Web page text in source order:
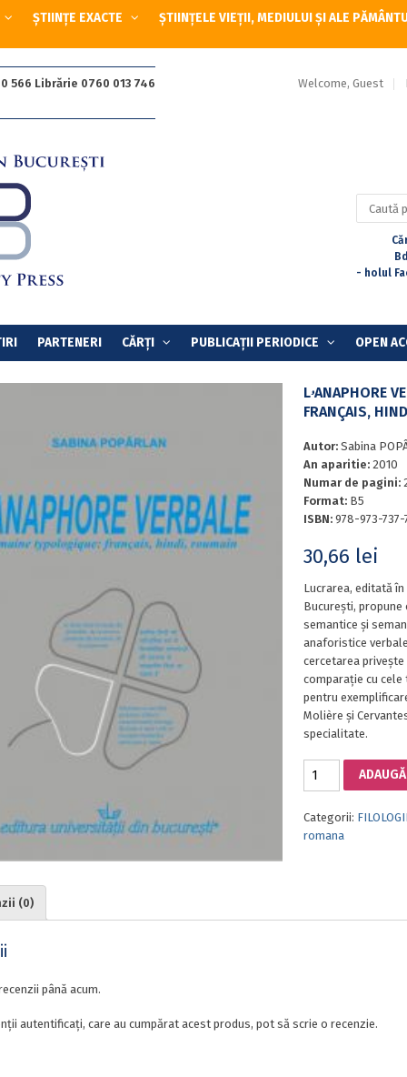
ȘTIINȚE EXACTE ȘTIINȚELE VIEȚII, MEDIULUI ȘI ALE
566 Librărie 0760 013 746 Welcome, Guest
Caută
după:
- holul
PARTENERI CĂRȚI PUBLICAȚII PERIODICE OPEN
LۥANAPHORE VERBALE. DOMAINE TYPOLOGIQUE:
FRANÇAIS,
Autor: Sabina
An aparitie: 2010
Numar de pagini:
Format: B5
ISBN: 978-973-737-
30,66 lei
Lucrarea, editată
București,
semantice și
anaforistice
cercetarea
comparație cu
pentru
Molière și
specialitate.
DOMAINE
TYPOLOGIQUE:
Categorii:
romana
(0)
până acum.
autentificați, care au cumpărat acest produs, pot să scrie o recenzie.